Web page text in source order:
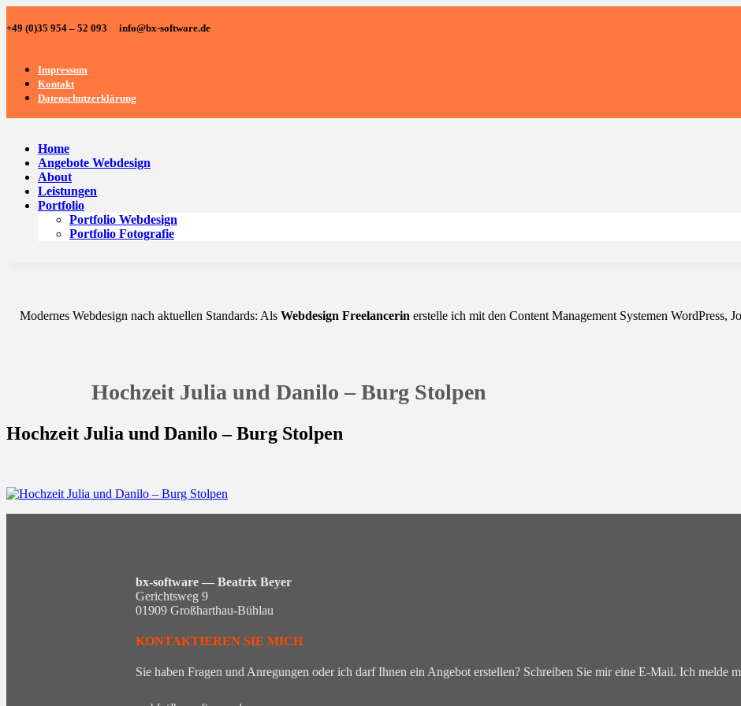
+49 (0)35 954 – 52 093 info@bx-software.de
Impressum
Kontakt
Datenschutzerklärung
Home
Angebote Webdesign
About
Leistungen
Portfolio
Portfolio Webdesign
Portfolio Fotografie
Modernes Webdesign nach aktuellen Standards: Als Webdesign Freelancerin erstelle ich mit den Content Management Systemen WordPress,
Hochzeit Julia und Danilo – Burg Stolpen
Hochzeit Julia und Danilo – Burg Stolpen
bx-software — Beatrix Beyer
Gerichtsweg 9
01909 Großharthau-Bühlau
KONTAKTIEREN SIE MICH
Sie haben Fragen und Anregungen oder ich darf Ihnen ein Angebot erstellen? Schreiben Sie mir eine E-Mail. Ich melde